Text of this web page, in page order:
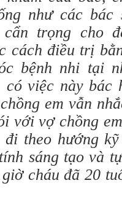
như các
trọng cho
cách điều trị
bệnh nhi tại
việc này bác
em vẫn
với vợ chồng
đi theo hướng
sáng tạo và
cháu đã 20